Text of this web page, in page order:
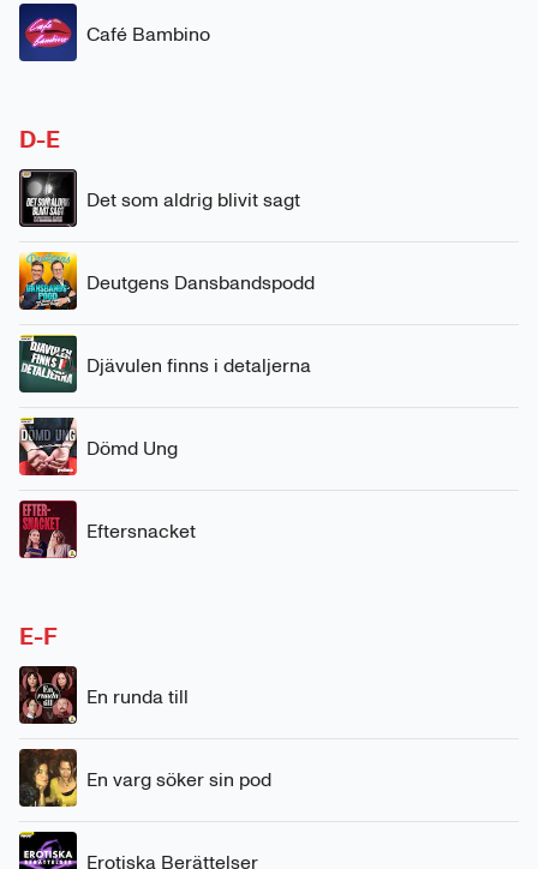
Café Bambino
D-E
Det som aldrig blivit sagt
Deutgens Dansbandspodd
Djävulen finns i detaljerna
Dömd Ung
Eftersnacket
E-F
En runda till
En varg söker sin pod
Erotiska Berättelser